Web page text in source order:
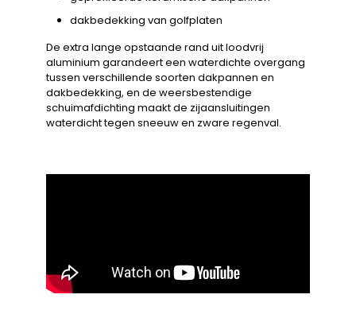
dakbedekking van golfplaten
De extra lange opstaande rand uit loodvrij
aluminium garandeert een waterdichte overgang
tussen verschillende soorten dakpannen en
dakbedekking, en de weersbestendige
schuimafdichting maakt de zijaansluitingen
waterdicht tegen sneeuw en zware regenval.